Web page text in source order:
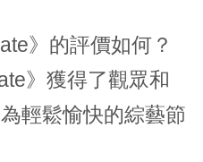
》的評價如何？
》獲得了觀眾和
輕鬆愉快的綜藝節